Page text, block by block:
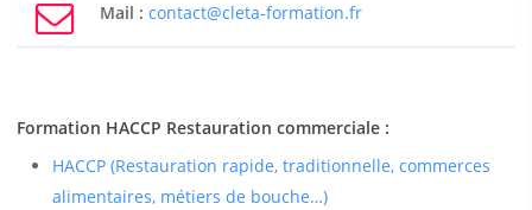
Mail : contact@cleta-formation.fr
Formation HACCP Restauration commerciale :
HACCP (Restauration rapide, traditionnelle, commerces
alimentaires, métiers de bouche…)